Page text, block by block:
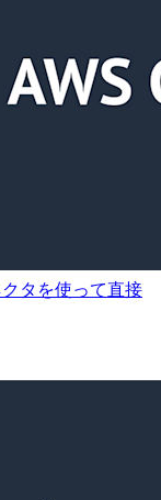
タを使って直接